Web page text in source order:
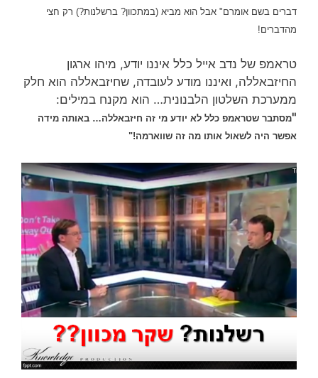
דברים בשם אומרם" אבל הוא מביא (במתכוון? ברשלנות?) רק חצי
מהדברים!
טראמפ של נדב אייל כלל איננו יודע, מיהו ארגון
החיזבאללה, ואיננו מודע לעובדה, שחיזבאללה הוא חלק
ממערכת השלטון הלבנונית… הוא מקנח במילים:
"מסתבר שטראמפ כלל לא יודע מי זה חיזבאללה… באותה מידה
אפשר היה לשאול אותו מה זה שווארמה!"